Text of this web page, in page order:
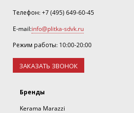
Телефон:+7 (495) 649-60-45
E-mail:info@plitka-sdvk.ru
Режим работы: 10:00-20:00
ЗАКАЗАТЬ ЗВОНОК
Бренды
Kerama Marazzi